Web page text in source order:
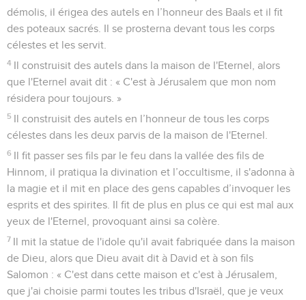
démolis, il érigea des autels en l’honneur des Baals et il fit
des poteaux sacrés. Il se prosterna devant tous les corps
célestes et les servit.
4 Il construisit des autels dans la maison de l'Eternel, alors
que l'Eternel avait dit : « C'est à Jérusalem que mon nom
résidera pour toujours. »
5 Il construisit des autels en l’honneur de tous les corps
célestes dans les deux parvis de la maison de l'Eternel.
6 Il fit passer ses fils par le feu dans la vallée des fils de
Hinnom, il pratiqua la divination et l’occultisme, il s'adonna à
la magie et il mit en place des gens capables d’invoquer les
esprits et des spirites. Il fit de plus en plus ce qui est mal aux
yeux de l'Eternel, provoquant ainsi sa colère.
7 Il mit la statue de l'idole qu'il avait fabriquée dans la maison
de Dieu, alors que Dieu avait dit à David et à son fils
Salomon : « C'est dans cette maison et c'est à Jérusalem,
que j'ai choisie parmi toutes les tribus d'Israël, que je veux